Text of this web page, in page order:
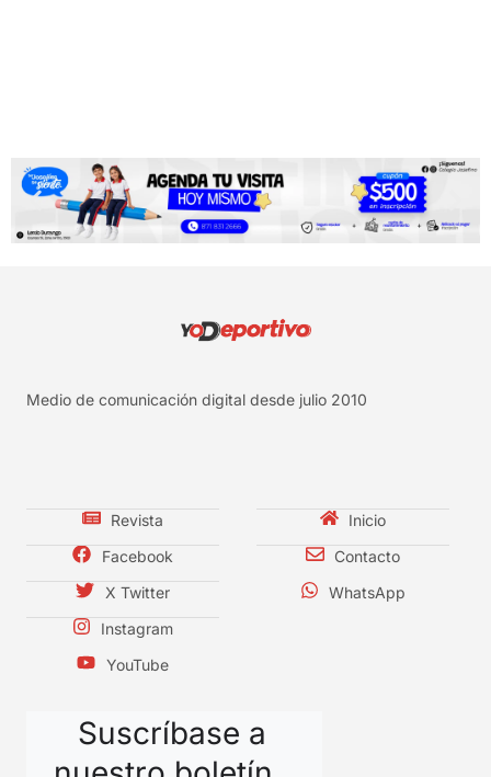
Medio de comunicación digital desde julio 2010
Revista
Facebook
X Twitter
Instagram
YouTube
Inicio
Contacto
WhatsApp
Suscríbase a